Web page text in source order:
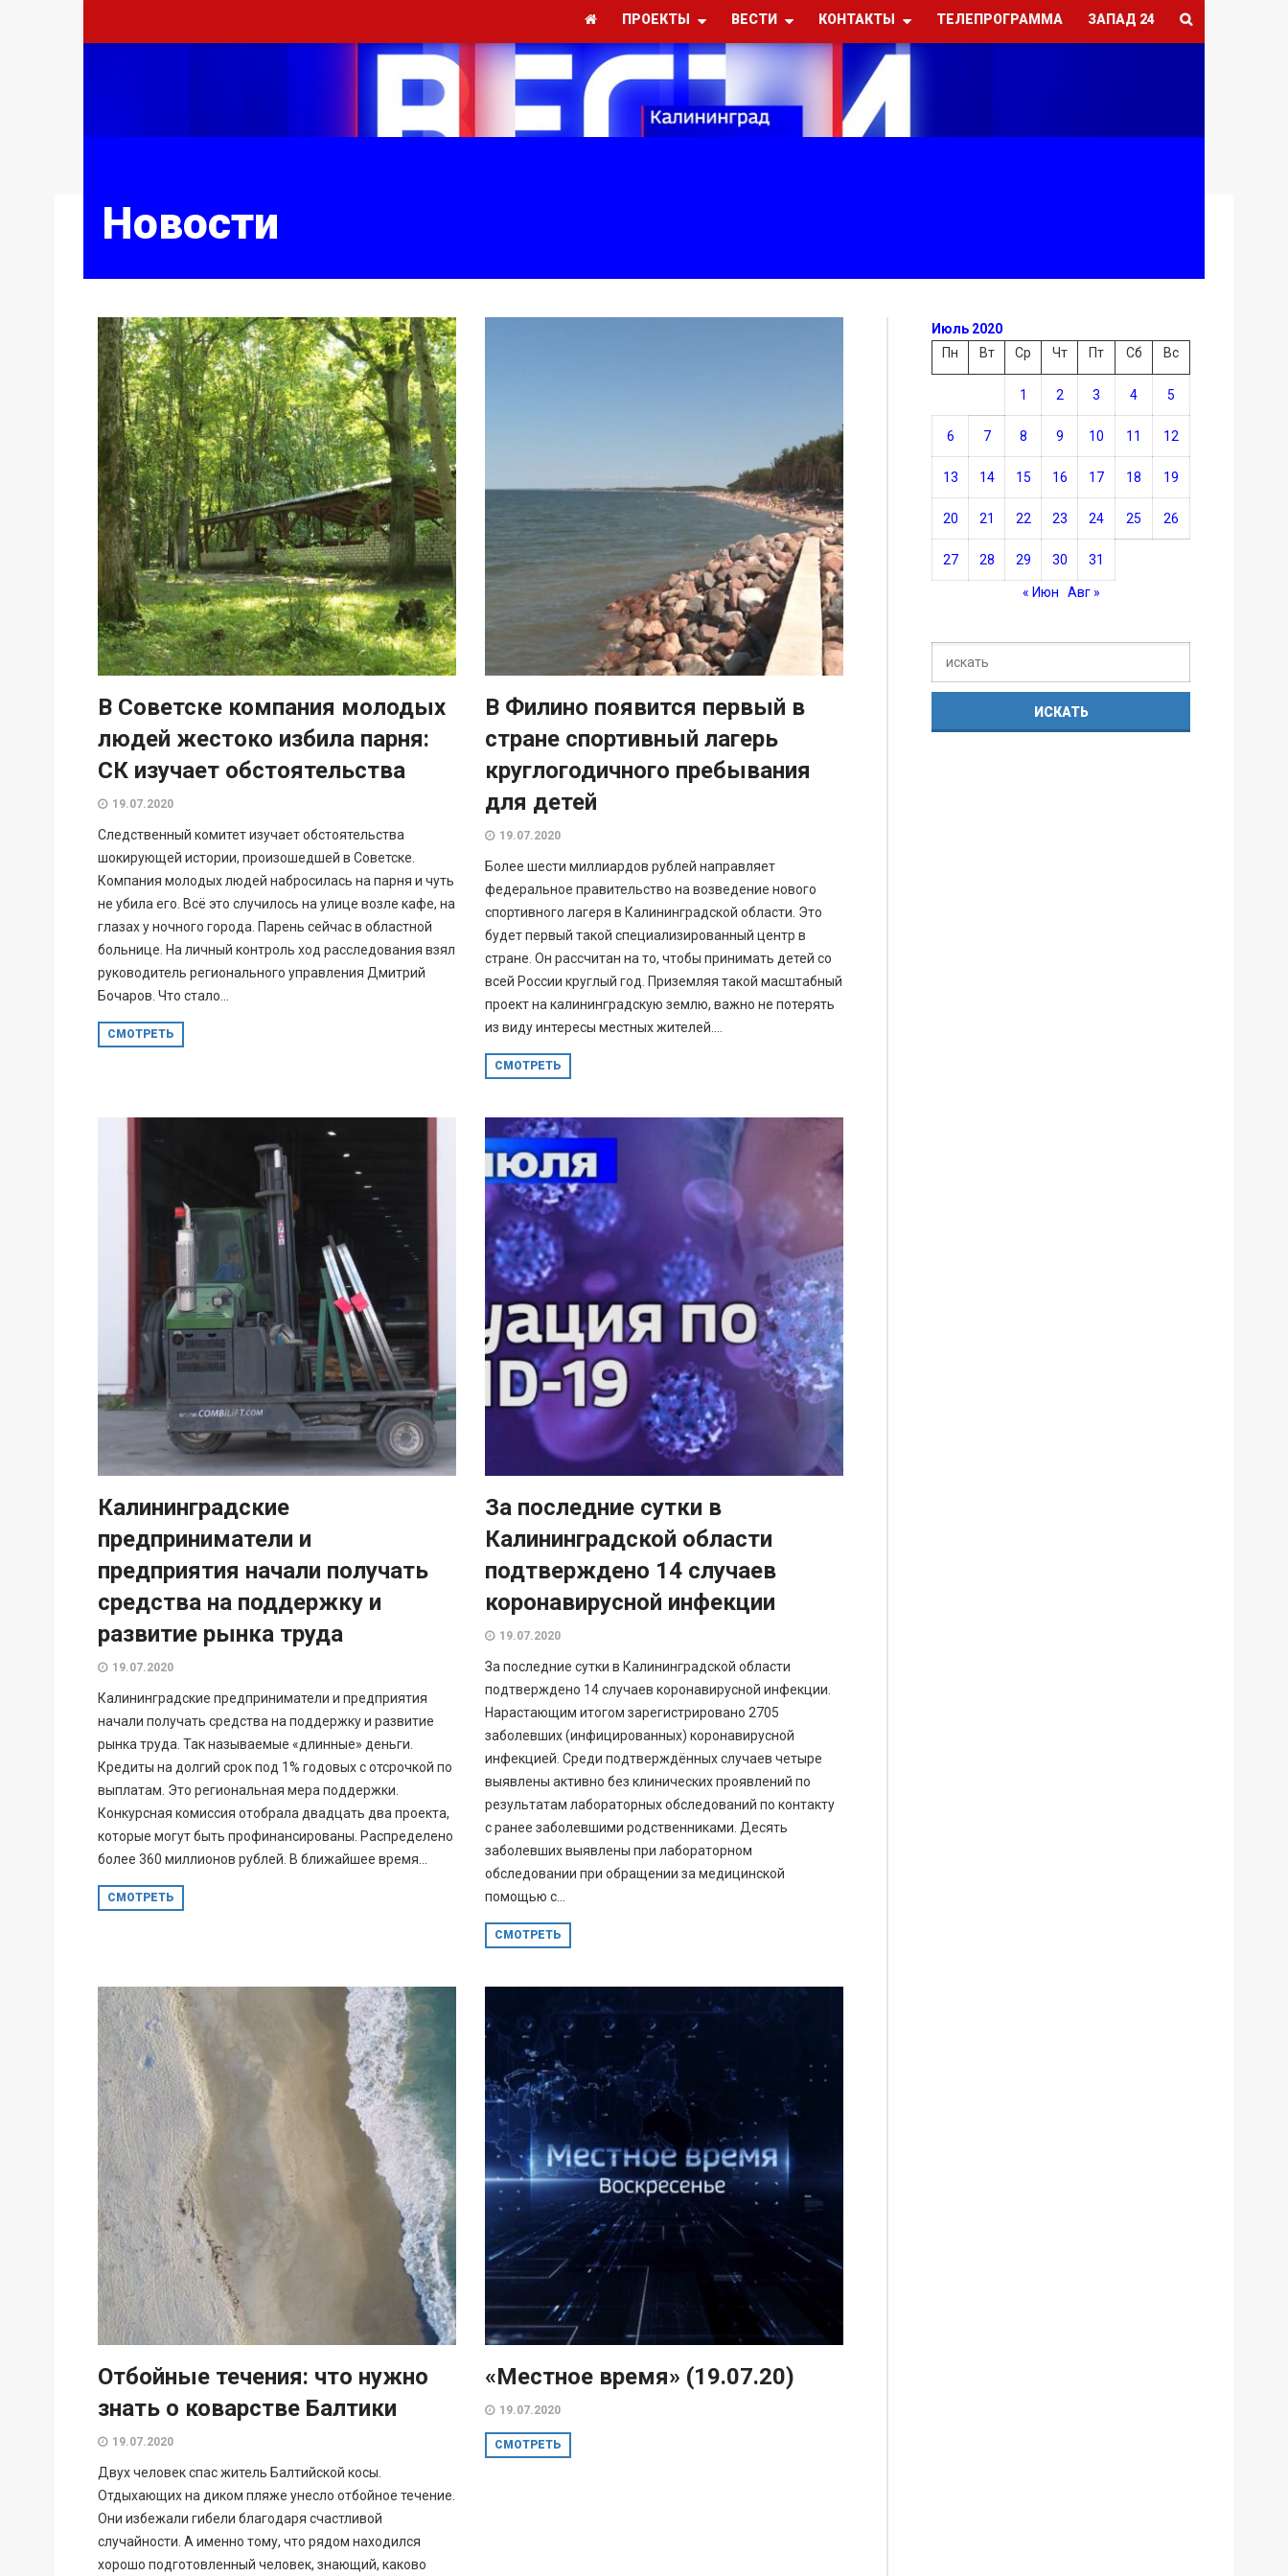
ПРОЕКТЫ ВЕСТИ КОНТАКТЫ ТЕЛЕПРОГРАММА ЗАПАД 24
Новости
В Советске компания молодых
людей жестоко избила парня:
СК изучает обстоятельства
19.07.2020
Следственный комитет изучает обстоятельства
шокирующей истории, произошедшей в Советске.
Компания молодых людей набросилась на парня и чуть
не убила его. Всё это случилось на улице возле кафе, на
глазах у ночного города. Парень сейчас в областной
больнице. На личный контроль ход расследования взял
руководитель регионального управления Дмитрий
Бочаров. Что стало...
СМОТРЕТЬ
В Филино появится первый в
стране спортивный лагерь
круглогодичного пребывания
для детей
19.07.2020
Более шести миллиардов рублей направляет
федеральное правительство на возведение нового
спортивного лагеря в Калининградской области. Это
будет первый такой специализированный центр в
стране. Он рассчитан на то, чтобы принимать детей со
всей России круглый год. Приземляя такой масштабный
проект на калининградскую землю, важно не потерять
из виду интересы местных жителей....
СМОТРЕТЬ
Калининградские
предприниматели и
предприятия начали получать
средства на поддержку и
развитие рынка труда
19.07.2020
Калининградские предприниматели и предприятия
начали получать средства на поддержку и развитие
рынка труда. Так называемые «длинные» деньги.
Кредиты на долгий срок под 1% годовых с отсрочкой по
выплатам. Это региональная мера поддержки.
Конкурсная комиссия отобрала двадцать два проекта,
которые могут быть профинансированы. Распределено
более 360 миллионов рублей. В ближайшее время...
СМОТРЕТЬ
За последние сутки в
Калининградской области
подтверждено 14 случаев
коронавирусной инфекции
19.07.2020
За последние сутки в Калининградской области
подтверждено 14 случаев коронавирусной инфекции.
Нарастающим итогом зарегистрировано 2705
заболевших (инфицированных) коронавирусной
инфекцией. Среди подтверждённых случаев четыре
выявлены активно без клинических проявлений по
результатам лабораторных обследований по контакту
с ранее заболевшими родственниками. Десять
заболевших выявлены при лабораторном
обследовании при обращении за медицинской
помощью с...
СМОТРЕТЬ
Отбойные течения: что нужно
знать о коварстве Балтики
19.07.2020
Двух человек спас житель Балтийской косы.
Отдыхающих на диком пляже унесло отбойное течение.
Они избежали гибели благодаря счастливой
случайности. А именно тому, что рядом находился
хорошо подготовленный человек, знающий, каково
«Местное время» (19.07.20)
19.07.2020
СМОТРЕТЬ
Июль 2020
Пн
Вт Ср Чт Пт Сб Вс
1 2 3 4 5
6 7 8 9 10 11 12
13 14 15 16 17 18 19
20 21 22 23 24 25 26
27 28 29 30 31
« Июн Авг »